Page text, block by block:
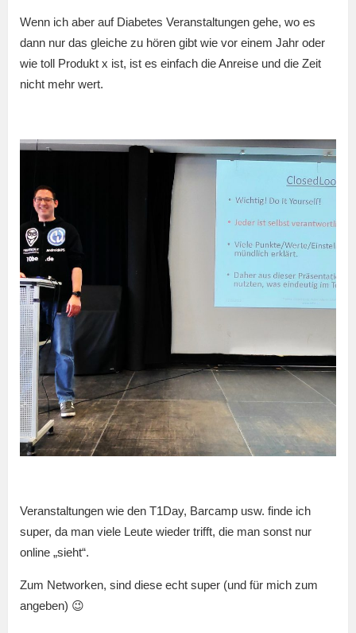
Wenn ich aber auf Diabetes Veranstaltungen gehe, wo es
dann nur das gleiche zu hören gibt wie vor einem Jahr oder
wie toll Produkt x ist, ist es einfach die Anreise und die Zeit
nicht mehr wert.
Veranstaltungen wie den T1Day, Barcamp usw. finde ich
super, da man viele Leute wieder trifft, die man sonst nur
online „sieht“.
Zum Networken, sind diese echt super (und für mich zum
angeben) 😉